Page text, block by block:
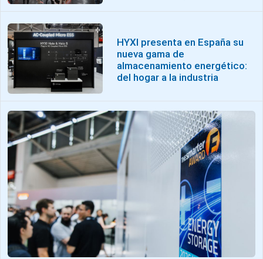
HYXI presenta en España su
nueva gama de
almacenamiento energético:
del hogar a la industria